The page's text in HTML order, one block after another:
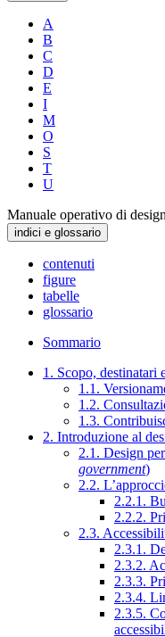
A
B
C
D
E
I
M
O
S
T
U
Manuale operativo di design
indici e glossario
contenuti
figure
tabelle
glossario
Sommario
1. Scopo, destinatari
1.1.
1.2.
1.3.
2. Introduzione al
2.1. Design
government)
2.2.
2.2.1.
2.2.2.
2.3.
2.3.1.
2.3.2.
2.3.3.
2.3.4.
2.3.5.